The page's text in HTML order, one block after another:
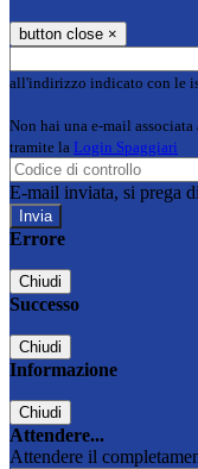
button close ×
all'indirizzo indicato con le
Non hai una e-mail
tramite la Login Spaggiari
E-mail inviata, si prega
Errore
Chiudi
Successo
Chiudi
Informazione
Chiudi
Attendere...
Attendere il